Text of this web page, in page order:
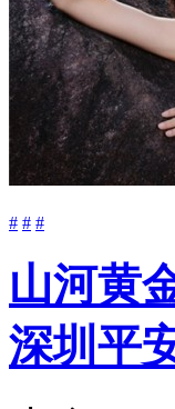
# # #
山河黄
深圳平